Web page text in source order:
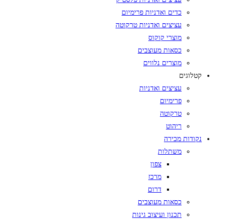
כדים ואדניות פרימיום
עציצים ואדניות טרקוטה
מוצרי קוקוס
כסאות מעוצבים
מוצרים נלווים
קטלוגים
עציצים ואדניות
פרימיום
טרקוטה
ריהוט
נקודות מכירה
משתלות
צפון
מרכז
דרום
כסאות מעוצבים
תכנון ועיצוב גינות